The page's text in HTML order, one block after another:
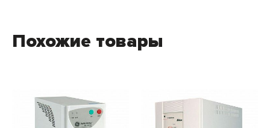
Похожие товары